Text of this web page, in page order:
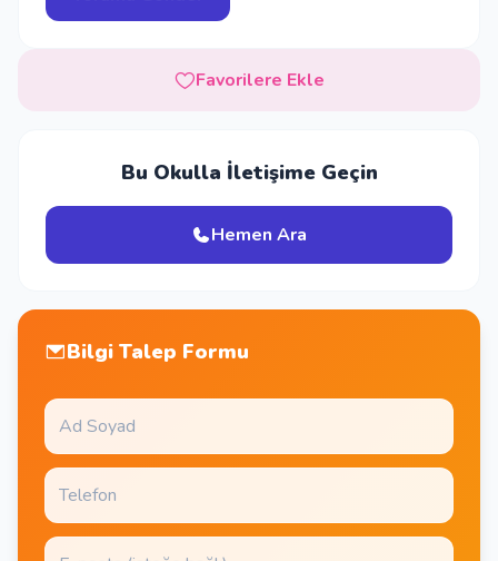
Favorilere Ekle
Bu Okulla İletişime Geçin
Hemen Ara
Bilgi Talep Formu